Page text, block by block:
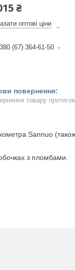
₴
оптові ціни
(67) 364-61-50
товару
Sannuo
з пломбами.